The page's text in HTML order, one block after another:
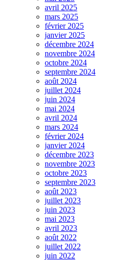
avril 2025
mars 2025
février 2025
janvier 2025
décembre 2024
novembre 2024
octobre 2024
septembre 2024
août 2024
juillet 2024
juin 2024
mai 2024
avril 2024
mars 2024
février 2024
janvier 2024
décembre 2023
novembre 2023
octobre 2023
septembre 2023
août 2023
juillet 2023
juin 2023
mai 2023
avril 2023
août 2022
juillet 2022
juin 2022